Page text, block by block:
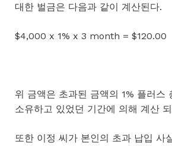
대한 벌금은 다음과 같이 계산된다.
$4,000 x 1% x 3 month = $120.00
위 금액은 초과된 금액의 1% 플러스
소유하고 있었던 기간에 의해 계산
또한 이정 씨가 본인의 초과 납입 사